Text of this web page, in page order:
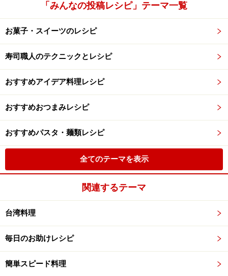
「みんなの投稿レシピ」テーマ一覧
お菓子・スイーツのレシピ
寿司職人のテクニックとレシピ
おすすめアイデア料理レシピ
おすすめおつまみレシピ
おすすめパスタ・麺類レシピ
全てのテーマを表示
関連するテーマ
台湾料理
毎日のお助けレシピ
簡単スピード料理